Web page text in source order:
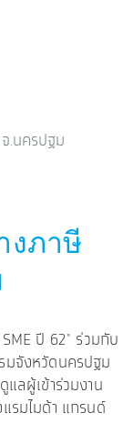
.นครปฐม
งภาษี
ปี 62" ร่วมกับ
มจังหวัดนครปฐม
แลผู้เข้าร่วมงาน
รมไมด้า แกรนด์